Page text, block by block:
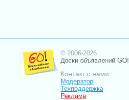
© 2006-2026
Доски объявлений GO!
Контакт с нами:
Модератор
Техподдержка
Реклама